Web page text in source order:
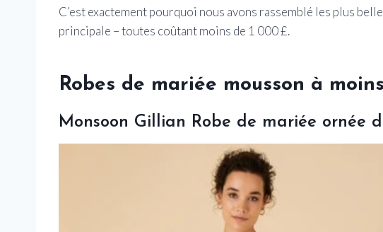
C’est exactement pourquoi nous avons rassemblé les plus
principale – toutes coûtant moins de 1 000 £.
Robes de mariée mousson à
Monsoon Gillian Robe de mariée ornée